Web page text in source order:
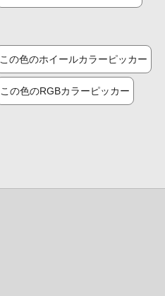
この色のホイールカラーピッカー
この色のRGBカラーピッカー